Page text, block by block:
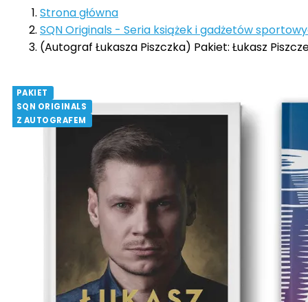
Strona główna
SQN Originals - Seria książek i gadżetów
(Autograf Łukasza Piszczka) Pakiet: Łukasz
PAKIET
SQN ORIGINALS
Z AUTOGRAFEM